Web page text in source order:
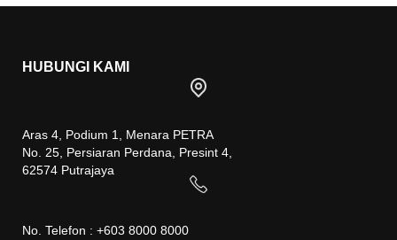
HUBUNGI KAMI
Aras 4, Podium 1, Menara PETRA
No. 25, Persiaran Perdana, Presint 4,
62574 Putrajaya
No. Telefon : +603 8000 8000